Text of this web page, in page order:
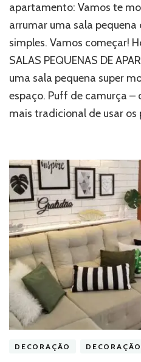
apartamento: Vamos te
arrumar uma sala
simples. Vamos começar!
SALAS PEQUENAS DE
uma sala pequena super
espaço. Puff de camurça
mais tradicional de usar os
DECORAÇÃO